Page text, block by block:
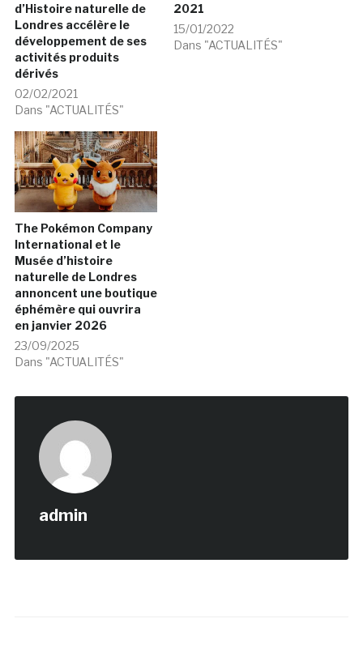
d’Histoire naturelle de
Londres accélère le
développement de ses
activités produits
dérivés
02/02/2021
Dans "ACTUALITÉS"
2021
15/01/2022
Dans "ACTUALITÉS"
The Pokémon Company
International et le
Musée d’histoire
naturelle de Londres
annoncent une boutique
éphémère qui ouvrira
en janvier 2026
23/09/2025
Dans "ACTUALITÉS"
admin